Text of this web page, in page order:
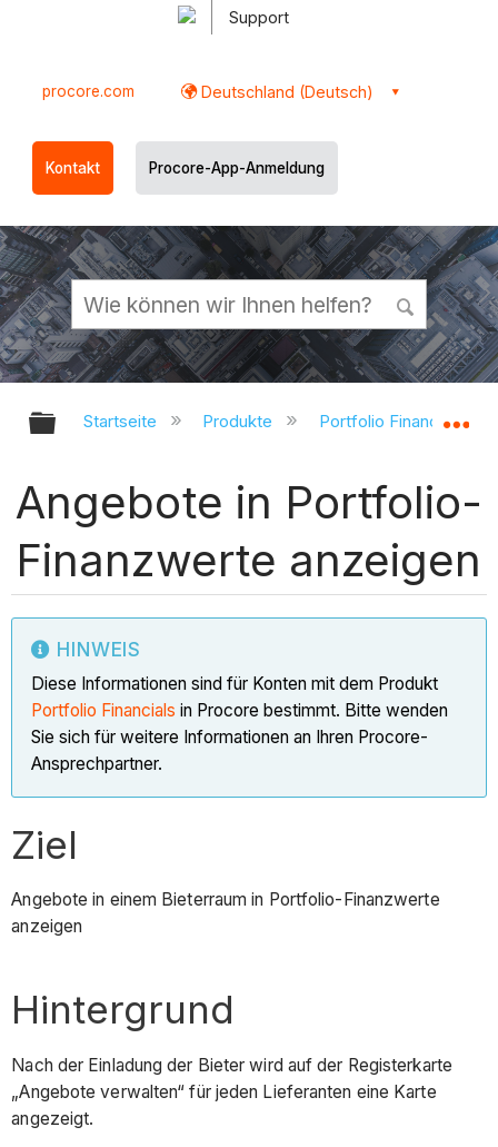
Support
procore.com Deutschland (Deutsch)
Kontakt Procore-App-Anmeldung
Globale Hierarchie auf- und
Startseite Produkte Portfolio Financials
Angebote in Portfolio-
Finanzwerte anzeigen
HINWEIS
Diese Informationen sind für Konten mit dem Produkt
Portfolio Financials in Procore bestimmt. Bitte wenden
Sie sich für weitere Informationen an Ihren Procore-
Ansprechpartner.
Ziel
Angebote in einem Bieterraum in Portfolio-Finanzwerte
anzeigen
Hintergrund
Nach der Einladung der Bieter wird auf der Registerkarte
„Angebote verwalten“ für jeden Lieferanten eine Karte
angezeigt.